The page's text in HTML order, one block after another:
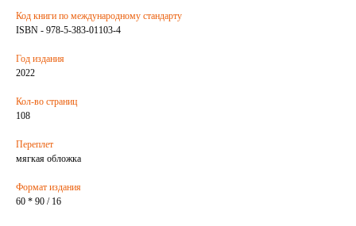
Код книги по международному стандарту
ISBN - 978-5-383-01103-4
Год издания
2022
Кол-во страниц
108
Переплет
мягкая обложка
Формат издания
60 * 90 / 16